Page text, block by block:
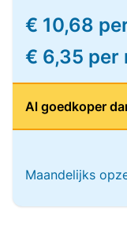
€ 10,68
€ 6,35 per
Al goedkoper
Maandelijks